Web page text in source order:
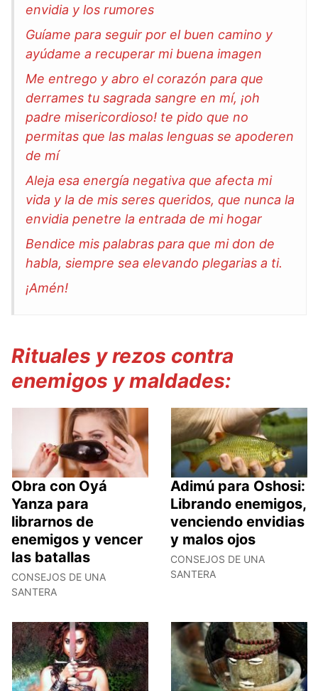
envidia y los rumores
Guíame para seguir por el buen camino y
ayúdame a recuperar mi buena imagen
Me entrego y abro el corazón para que
derrames tu sagrada sangre en mí, ¡oh
padre misericordioso! te pido que no
permitas que las malas lenguas se apoderen
de mí
Aleja esa energía negativa que afecta mi
vida y la de mis seres queridos, que nunca la
envidia penetre la entrada de mi hogar
Bendice mis palabras para que mi don de
habla, siempre sea elevando plegarias a ti.
¡Amén!
Rituales y rezos contra
enemigos y maldades:
Obra con Oyá
Yanza para
librarnos de
enemigos y vencer
las batallas
CONSEJOS DE UNA
SANTERA
Adimú para Oshosi:
Librando enemigos,
venciendo envidias
y malos ojos
CONSEJOS DE UNA
SANTERA